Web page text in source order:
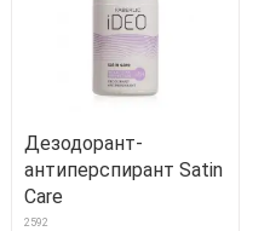
Дезодорант-
антиперспирант Satin
Care
2592